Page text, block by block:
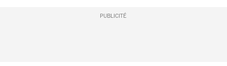
PUBLICITÉ